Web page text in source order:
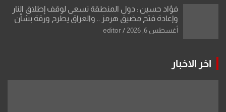
فؤاد حسين : دول المنطقة تسعى لوقف إطلاق النار
وإعادة فتح مضيق هرمز .. والعراق يطرح ورقة بشأن
تحولات القدس
أغسطس 6, 2026 editor
اخر الاخبار